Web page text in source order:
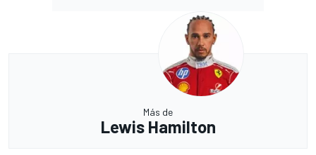
Más de
Lewis Hamilton